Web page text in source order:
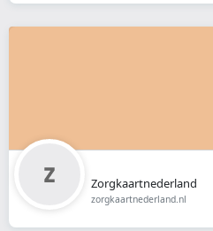
Zorgkaartnederland
zorgkaartnederland.nl